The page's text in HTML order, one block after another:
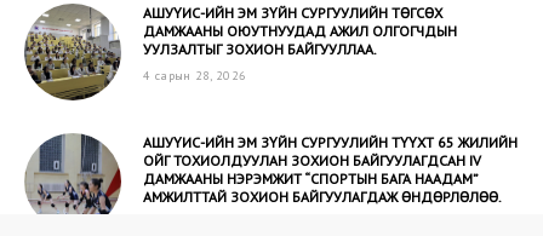
АШУҮИС-ИЙН ЭМ ЗҮЙН СУРГУУЛИЙН ТӨГСӨХ
ДАМЖААНЫ ОЮУТНУУДАД АЖИЛ ОЛГОГЧДЫН
УУЛЗАЛТЫГ ЗОХИОН БАЙГУУЛЛАА.
4 сарын 28, 2026
АШУҮИС-ИЙН ЭМ ЗҮЙН СУРГУУЛИЙН ТҮҮХТ 65 ЖИЛИЙН
ОЙГ ТОХИОЛДУУЛАН ЗОХИОН БАЙГУУЛАГДСАН IV
ДАМЖААНЫ НЭРЭМЖИТ “СПОРТЫН БАГА НААДАМ”
АМЖИЛТТАЙ ЗОХИОН БАЙГУУЛАГДАЖ ӨНДӨРЛӨЛӨӨ.